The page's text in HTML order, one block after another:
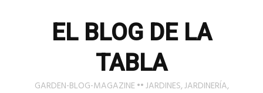
EL BLOG DE LA
TABLA
GARDEN-BLOG-MAGAZINE •• JARDINES, JARDINERÍA,